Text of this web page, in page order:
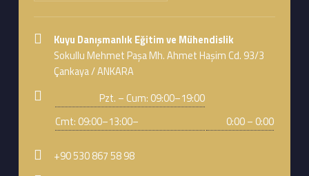
Address:
Kuyu Danışmanlık Eğitim ve Mühendislik
Sokullu Mehmet Paşa Mh. Ahmet Haşim Cd. 93/3
Çankaya / ANKARA
Pzt. – Cum: 09:00–19:00
Cmt: 09:00–13:00–
0:00 – 0:00
Phone number:
+90 530 867 58 98